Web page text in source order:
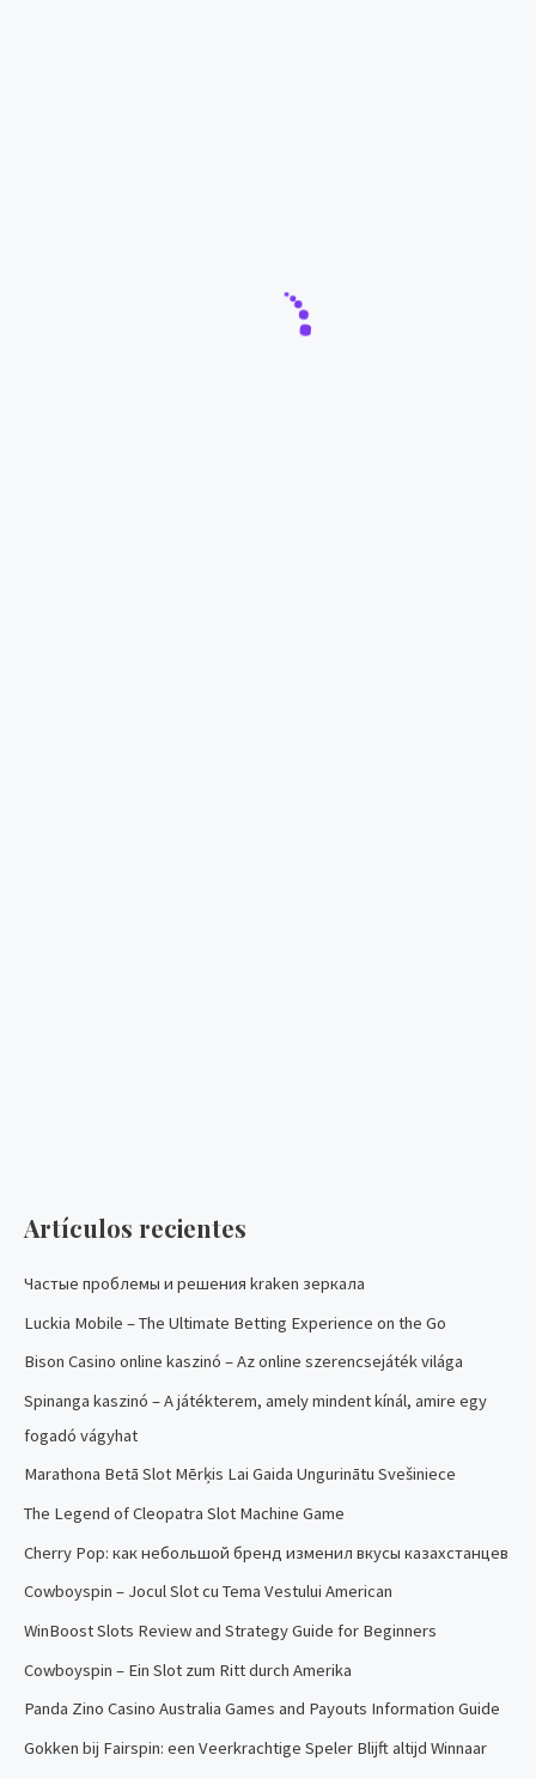
Artículos recientes
Частые проблемы и решения kraken зеркала
Luckia Mobile – The Ultimate Betting Experience on the Go
Bison Casino online kaszinó – Az online szerencsejáték világa
Spinanga kaszinó – A játékterem, amely mindent kínál, amire egy
fogadó vágyhat
Marathona Betā Slot Mērķis Lai Gaida Ungurinātu Svešiniece
The Legend of Cleopatra Slot Machine Game
Cherry Pop: как небольшой бренд изменил вкусы казахстанцев
Cowboyspin – Jocul Slot cu Tema Vestului American
WinBoost Slots Review and Strategy Guide for Beginners
Cowboyspin – Ein Slot zum Ritt durch Amerika
Panda Zino Casino Australia Games and Payouts Information Guide
Gokken bij Fairspin: een Veerkrachtige Speler Blijft altijd Winnaar